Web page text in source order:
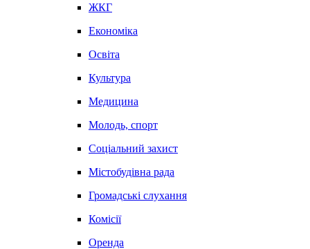
ЖКГ
Економіка
Освіта
Культура
Медицина
Молодь, спорт
Соціальний захист
Містобудівна рада
Громадські слухання
Комісії
Оренда